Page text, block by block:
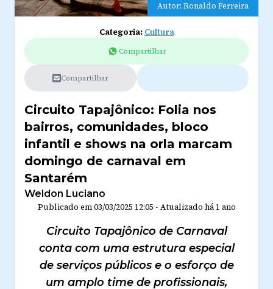
Autor: Ronaldo Ferreira
Categoria: Cultura
Compartilhar
Compartilhar
Circuito Tapajônico: Folia nos
bairros, comunidades, bloco
infantil e shows na orla marcam
domingo de carnaval em
Santarém
Weldon Luciano
Publicado em03/03/2025 12:05 - Atualizado há 1 ano
Circuito Tapajônico de Carnaval
conta com uma estrutura especial
de serviços públicos e o esforço de
um amplo time de profissionais,